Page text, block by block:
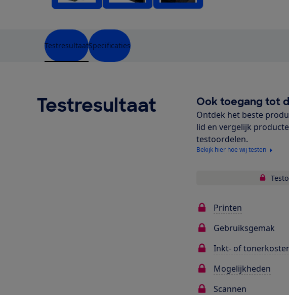
TestresultaatSpecificaties
Testresultaat Ook toegang tot
Ontdek het beste
lid en vergelijk
testoordelen.
Bekijk hier hoe wij testen
Printen
Gebruiksgemak
Inkt- of
Mogelijkheden
Scannen